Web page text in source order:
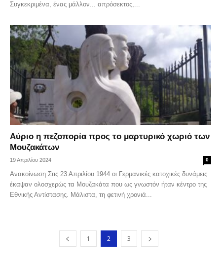
Συγκεκριμένα, ένας μάλλον... απρόσεκτος,...
Αύριο η πεζοπορία προς το μαρτυρικό χωριό των
Μουζακάτων
19 Απριλίου 2024 0
Ανακοίνωση Στις 23 Απριλίου 1944 οι Γερμανικές κατοχικές δυνάμεις
έκαψαν ολοσχερώς τα Μουζακάτα που ως γνωστόν ήταν κέντρο της
Εθνικής Αντίστασης. Μάλιστα, τη φετινή χρονιά...
1 2 3